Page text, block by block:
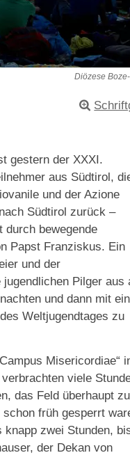
Diözese
gestern der XXXI.
aus Südtirol,
und der Azione
Südtirol zurück –
durch bewegende
Papst Franziskus. Ein
und der
Pilger aus
und dann mit
Weltjugendtages zu
Misericordiae“
viele
das Feld überhaupt zu
früh gesperrt
knapp zwei Stunden,
der Dekan von